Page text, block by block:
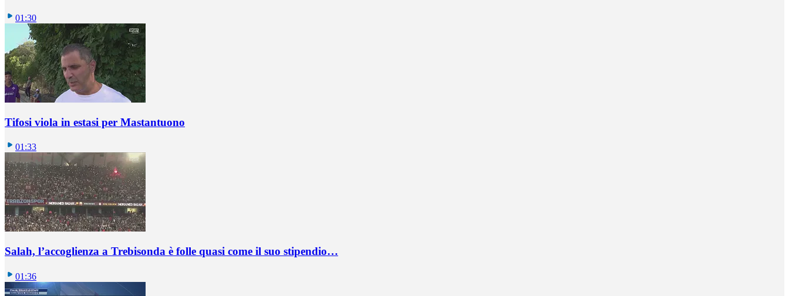
01:30
Tifosi viola in estasi per Mastantuono
01:33
Salah, l’accoglienza a Trebisonda è folle quasi come il suo stipendio…
01:36